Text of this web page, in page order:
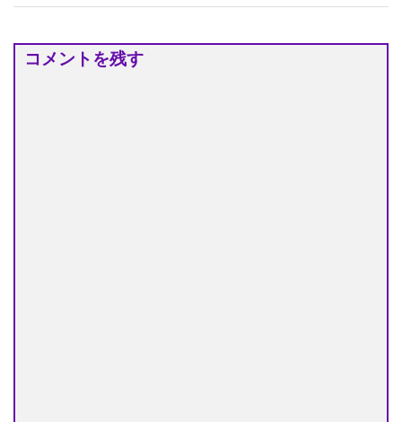
コメントを残す